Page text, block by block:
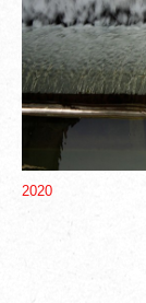
2020